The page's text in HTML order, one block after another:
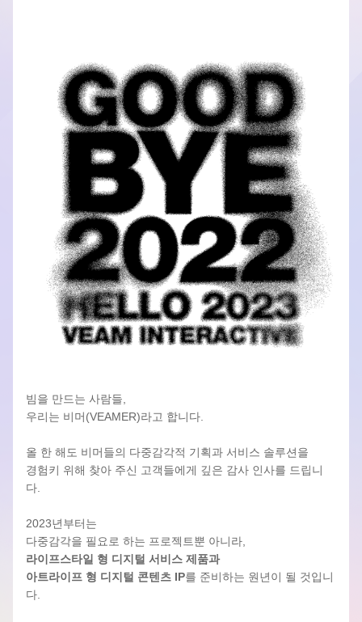
빔을 만드는 사람들,
우리는 비머(VEAMER)라고 합니다.
올 한 해도 비머들의 다중감각적 기획과 서비스 솔루션을
경험키 위해 찾아 주신 고객들에게 깊은 감사 인사를 드립니
다.
2023년부터는
다중감각을 필요로 하는 프로젝트뿐 아니라,
라이프스타일 형 디지털 서비스 제품과
아트라이프 형 디지털 콘텐츠 IP를 준비하는 원년이 될 것입니
다.